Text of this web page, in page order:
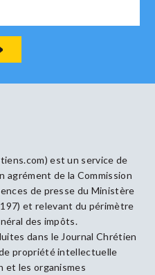
est un service de
agrément de la Commission
de presse du Ministère
et relevant du périmètre
des impôts.
dans le Journal Chrétien
propriété intellectuelle
et les organismes